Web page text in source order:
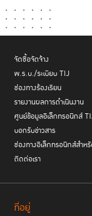
เฉพาะคณะกรรมาธิการว่
อาชญากรรมและความยุติ
จัดซื้อจัดจ้าง
พ.ร.บ./ระเบียบ TIJ
ช่องทางร้องเรียน
รายงานผลการดำเนินงาน
ศูนย์ข้อมูลอิเล็กทรอนิกส์
บอกรับข่าวสาร
ช่องทางอิเล็กทรอนิกส์สำ
ติดต่อเรา
ที่อยู่